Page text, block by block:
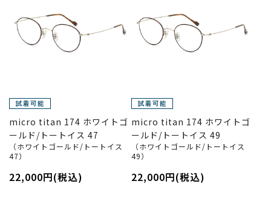
micro titan 174 ホワイトゴ
ールド/トートイス 47
（ホワイトゴールド/トートイス
47）
22,000円(税込)
micro titan 174 ホワイトゴ
ールド/トートイス 49
（ホワイトゴールド/トートイス
49）
22,000円(税込)